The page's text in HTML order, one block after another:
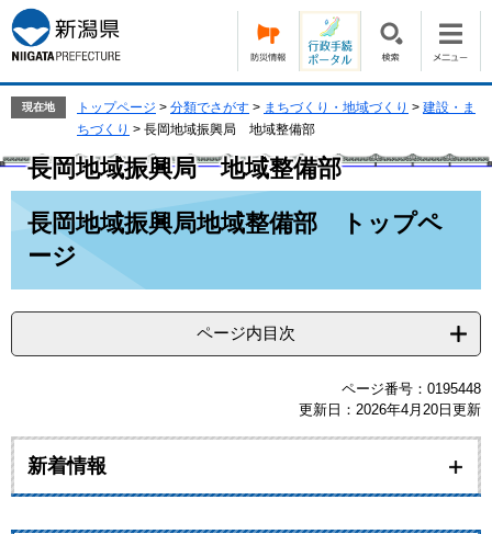
ー
ジ
の
す。
ニ
ュ
ー
し
て
現在地 トップページ > 分類でさがす > まちづくり・地域づくり > 建設・ま
ちづくり > 長岡地域振興局 地域整備部
長岡地域振興局 地域整備部
長岡地域振興局地域整備部 トップペ
ージ
ページ内目次
ページ番号：0195448
更新日：2026年4月20日更新
新着情報